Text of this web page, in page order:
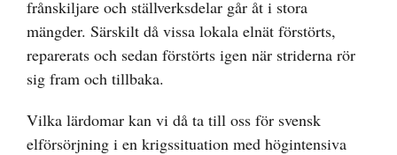
frånskiljare och ställverksdelar går åt i stora
mängder. Särskilt då vissa lokala elnät förstörts,
reparerats och sedan förstörts igen när striderna rör
sig fram och tillbaka.
Vilka lärdomar kan vi då ta till oss för svensk
elförsörjning i en krigssituation med högintensiva